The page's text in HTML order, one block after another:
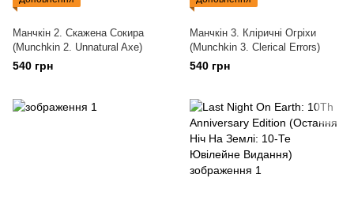
Манчкін 2. Скажена Сокира
(Munchkin 2. Unnatural Axe)
540 грн
Манчкін 3. Кліричні Огріхи
(Munchkin 3. Clerical Errors)
540 грн